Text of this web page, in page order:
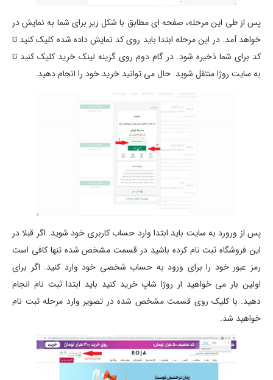
پس از طی این مرحله، صفحه ای مطابق با شکل زیر برای شما به نمایش در
خواهد آمد. در این مرحله ابتدا باید روی کد نمایش داده شده کلیک کنید تا
کد برای شما ذخیره شود. در گام دوم روی گزینه لینک خرید کلیک کنید تا
به سایت روژا منتقل شوید. حال می توانید خرید خود را انجام دهید.
پس از ورورد به سایت باید ابتدا وارد حساب کاربری خود شوید. اگر قبلا در
این فروشگاه ثبت نام کرده باشید در قسمت مشخص شده تنها کافی است
رمز عبور خود را برای ورود به حساب شخصی خود وارد کنید. اگر برای
اولین بار می خواهید ار روژا شاپ خرید کنید باید ابتدا ثبت نام انجام
دهید. با کلیک روی قسمت مشخص شده در تصویر وارد مرحله ثبت نام
خواهید شد.